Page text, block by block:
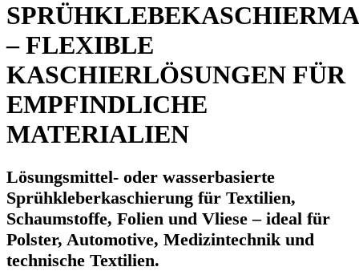
– FLEXIBLE
KASCHIERLÖSUNGEN FÜR
EMPFINDLICHE
MATERIALIEN
Lösungsmittel- oder wasserbasierte
Sprühkleberkaschierung für Textilien,
Schaumstoffe, Folien und Vliese – ideal für
Polster, Automotive, Medizintechnik und
technische Textilien.